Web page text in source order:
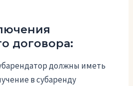
договора:
должны иметь
в субаренду